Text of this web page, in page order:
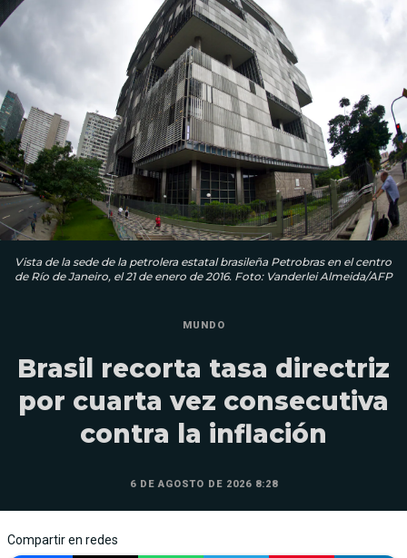
Vista de la sede de la petrolera estatal brasileña Petrobras en el centro
de Río de Janeiro, el 21 de enero de 2016. Foto: Vanderlei Almeida/AFP
MUNDO
Brasil recorta tasa directriz
por cuarta vez consecutiva
contra la inflación
6 DE AGOSTO DE 2026 8:28
Compartir en redes